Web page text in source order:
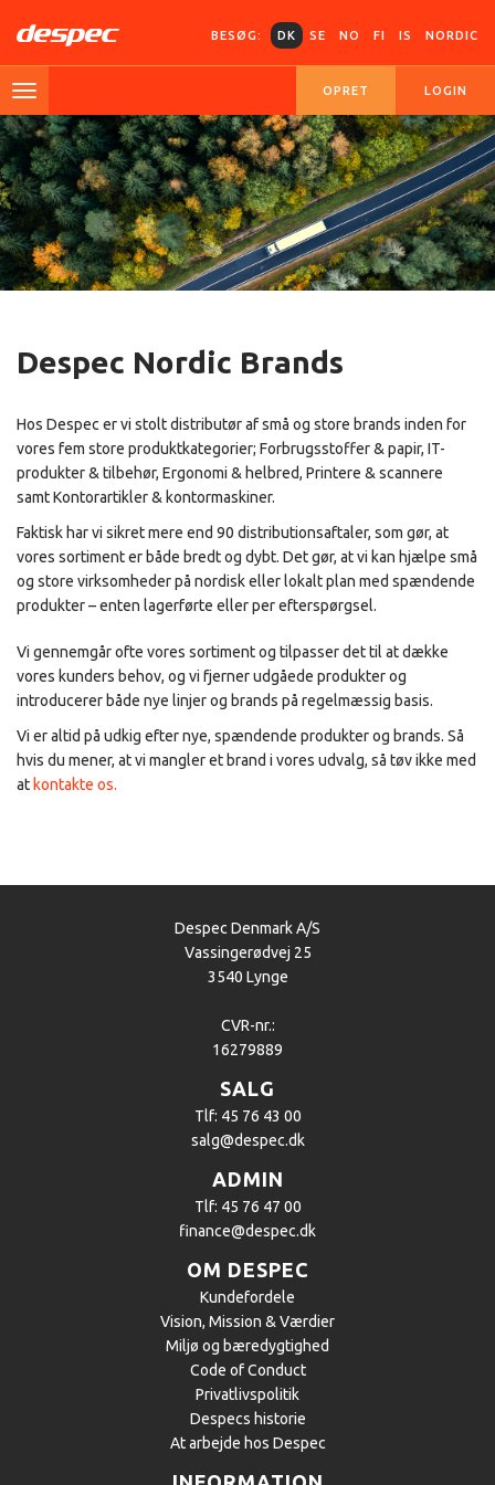
BESØG: DK SE NO FI IS NORDIC
OPRET LOGIN
Despec Nordic Brands
Hos Despec er vi stolt distributør af små og store brands inden for
vores fem store produktkategorier; Forbrugsstoffer & papir, IT-
produkter & tilbehør, Ergonomi & helbred, Printere & scannere
samt Kontorartikler & kontormaskiner.
Faktisk har vi sikret mere end 90 distributionsaftaler, som gør, at
vores sortiment er både bredt og dybt. Det gør, at vi kan hjælpe små
og store virksomheder på nordisk eller lokalt plan med spændende
produkter – enten lagerførte eller per efterspørgsel.
Vi gennemgår ofte vores sortiment og tilpasser det til at dække
vores kunders behov, og vi fjerner udgåede produkter og
introducerer både nye linjer og brands på regelmæssig basis.
Vi er altid på udkig efter nye, spændende produkter og brands. Så
hvis du mener, at vi mangler et brand i vores udvalg, så tøv ikke med
at kontakte os.
Despec Denmark A/S
Vassingerødvej 25
3540 Lynge
CVR-nr.:
16279889
SALG
Tlf: 45 76 43 00
salg@despec.dk
ADMIN
Tlf: 45 76 47 00
finance@despec.dk
OM DESPEC
Kundefordele
Vision, Mission & Værdier
Miljø og bæredygtighed
Code of Conduct
Privatlivspolitik
Despecs historie
At arbejde hos Despec